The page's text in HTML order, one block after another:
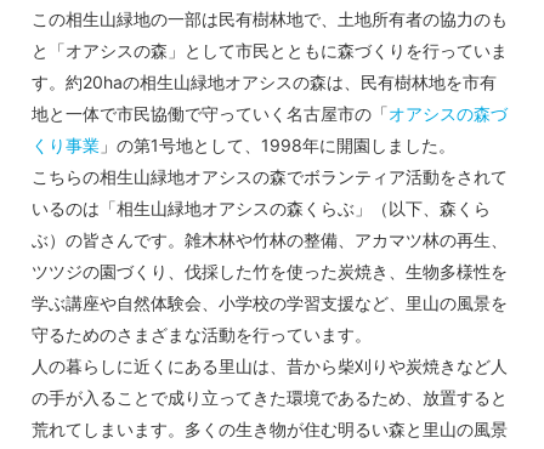
この相生山緑地の一部は民有樹林地で、土地所有者の協力のも
と「オアシスの森」として市民とともに森づくりを行っていま
す。約20haの相生山緑地オアシスの森は、民有樹林地を市有
地と一体で市民協働で守っていく名古屋市の「オアシスの森づ
くり事業 」の第1号地として、1998年に開園しました。
こちらの相生山緑地オアシスの森でボランティア活動をされて
いるのは「相生山緑地オアシスの森くらぶ」（以下、森くら
ぶ）の皆さんです。雑木林や竹林の整備、アカマツ林の再生、
ツツジの園づくり、伐採した竹を使った炭焼き、生物多様性を
学ぶ講座や自然体験会、小学校の学習支援など、里山の風景を
守るためのさまざまな活動を行っています。
人の暮らしに近くにある里山は、昔から柴刈りや炭焼きなど人
の手が入ることで成り立ってきた環境であるため、放置すると
荒れてしまいます。多くの生き物が住む明るい森と里山の風景